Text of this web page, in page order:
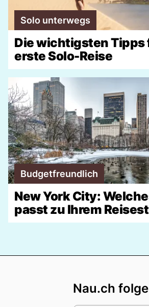
Solo unterwegs
Die wichtigsten Tipps
erste Solo-Reise
Budgetfreundlich
New York City:
passt zu Ihrem
Nau.ch